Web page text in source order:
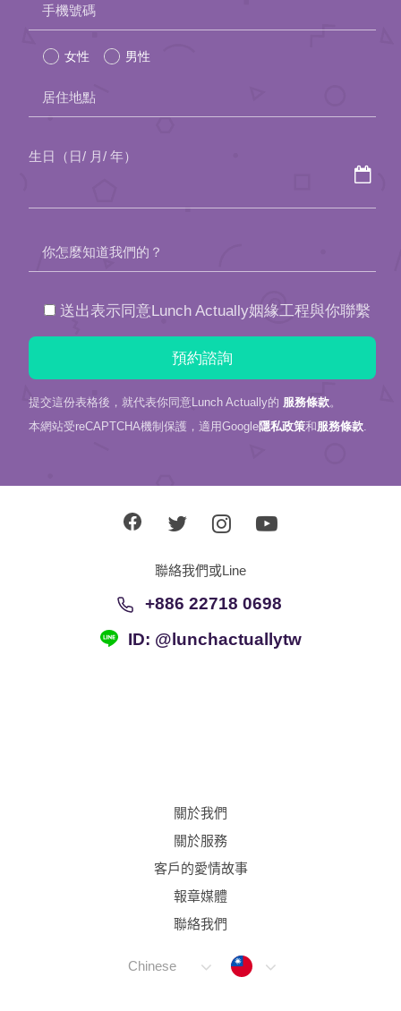
leave
this
field
empty.
手機號碼
女性 男性
居住地點
生日（日/ 月/ 年）
你怎麼知道我們的？
送出表示同意Lunch Actually姻緣工程與你聯繫
提交這份表格後，就代表你同意Lunch Actually的 服務條款。
本網站受reCAPTCHA機制保護，適用Google隱私政策和服務條款.
聯絡我們或Line
+886 22718 0698
ID: @lunchactuallytw
關於我們
關於服務
客戶的愛情故事
報章媒體
聯絡我們
Chinese Taiwan